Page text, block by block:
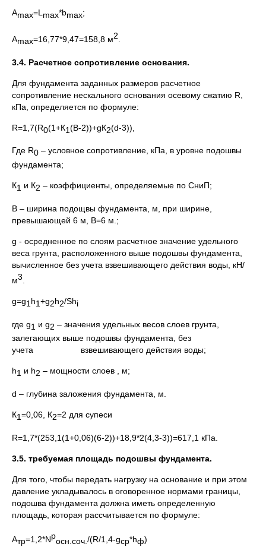
Аmax=Lmax*bmax;
Аmax=16,77*9,47=158,8 м2
3.4. Расчетное сопротивление основания.
Для фундамента заданных размеров расчетное
сопротивление нескального основания осевому сжатию R,
кПа, определяется по формуле:
R=1,7(R0(1+К1(В-2))+gК2(d-3)),
Где R0 – условное сопротивление, кПа, в уровне подошвы
фундамента;
К1 и К2 – коэффициенты, определяемые по СниП;
В – ширина подощвы фундамента, м, при ширине,
превышающей 6 м, В=6 м.;
g - осредненное по слоям расчетное значение удельного
веса грунта, расположенного выше подошвы фундамента,
вычисленное без учета взвешивающего действия воды, кН/
м3
g=g1 h1+g2h2/Shi
где g1 и g2 – значения удельных весов слоев грунта,
залегающих выше подошвы фундамента, без
учета взвешивающего действия воды;
h1 и h2 – мощности слоев , м;
d – глубина заложения фундамента, м.
К1=0,06, К2=2 для супеси
R=1,7*(253,1(1+0,06)(6-2))+18,9*2(4,3-3))=617,1 кПа.
3.5. требуемая площадь подошвы фундамента.
Для того, чтобы передать нагрузку на основание и при этом
давление укладывалось в оговоренное нормами границы,
подошва фундамента должна иметь определенную
площадь, которая рассчитывается по формуле:
Атр=1,2*Nр
осн.соч./(R/1,4-gср*hф)